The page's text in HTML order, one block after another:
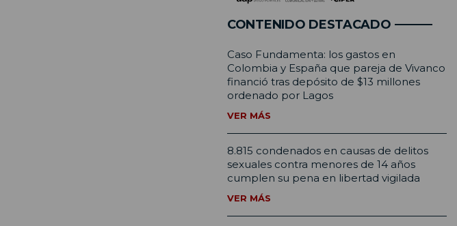
CONTENIDO DESTACADO
Caso Fundamenta: los gastos en
Colombia y España que pareja de Vivanco
financió tras depósito de $13 millones
ordenado por Lagos
VER MÁS
8.815 condenados en causas de delitos
sexuales contra menores de 14 años
cumplen su pena en libertad vigilada
VER MÁS